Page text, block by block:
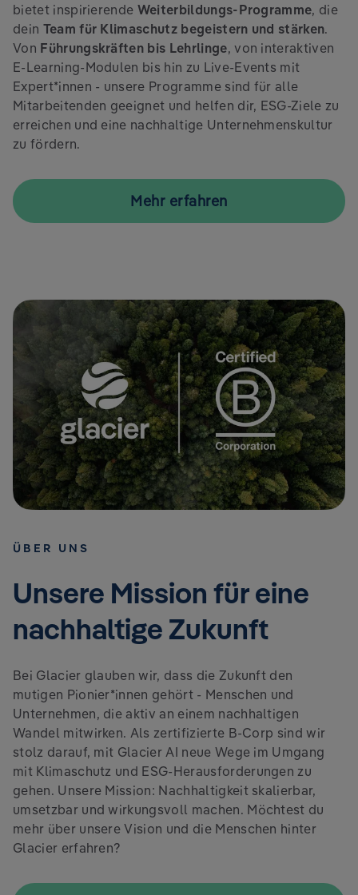
bietet inspirierende Weiterbildungs-Programme, die
dein Team für Klimaschutz begeistern und stärken.
Von Führungskräften bis Lehrlinge, von interaktiven
E-Learning-Modulen bis hin zu Live-Events mit
Expert*innen - unsere Programme sind für alle
Mitarbeitenden geeignet und helfen dir, ESG-Ziele zu
erreichen und eine nachhaltige Unternehmenskultur
zu fördern.
Mehr erfahren
ÜBER UNS
Unsere Mission für eine
nachhaltige Zukunft
Bei Glacier glauben wir, dass die Zukunft den
mutigen Pionier*innen gehört - Menschen und
Unternehmen, die aktiv an einem nachhaltigen
Wandel mitwirken. Als zertifizierte B-Corp sind wir
stolz darauf, mit Glacier AI neue Wege im Umgang
mit Klimaschutz und ESG-Herausforderungen zu
gehen. Unsere Mission: Nachhaltigkeit skalierbar,
umsetzbar und wirkungsvoll machen. Möchtest du
mehr über unsere Vision und die Menschen hinter
Glacier erfahren?